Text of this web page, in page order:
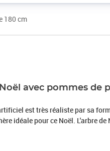
180 cm
avec pommes de
est très réaliste par sa
idéale pour ce Noël. L'arbre de
sur les pointes ;